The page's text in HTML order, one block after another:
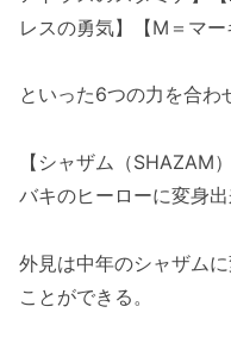
レスの勇気】【M＝マー
といった6つの力を合わ
【シャザム（SHAZAM
バキのヒーローに変身出
外見は中年のシャザム
ことができる。